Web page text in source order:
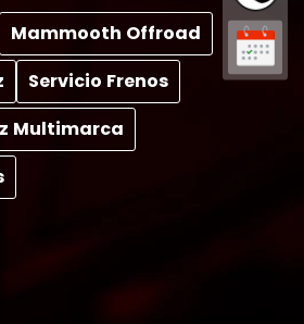
Mammooth Offroad
Servicio Frenos
Multimarca